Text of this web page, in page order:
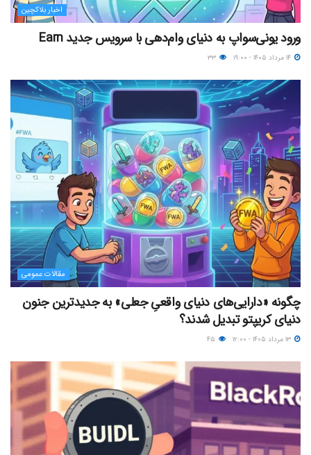
اخبار بلاکچین
ورود یونی‌سواپ به دنیای وام‌دهی با سرویس جدید Earn
مقالات عمومی
چگونه «دارایی‌های دنیای واقعیِ جعلی» به جدیدترین جنون
دنیای کریپتو تبدیل شدند؟